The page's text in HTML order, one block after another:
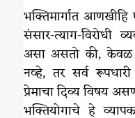
भक्तिमार्गात
संसार-त्याग-विरोधी
असा असतो की, केवळ
नव्हे, तर सर्व
प्रेमाचा दिव्य विषय
भक्तियोगाचे हे